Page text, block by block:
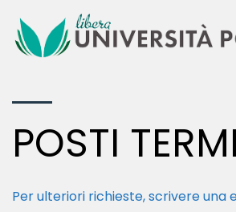
POSTI
Per ulteriori richieste, scrivere una